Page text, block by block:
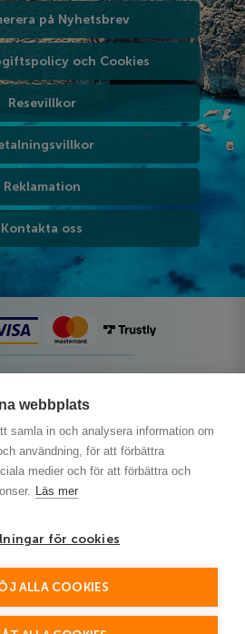
webbplats
samla in och analysera information om
användning, för att förbättra
medier och för att förbättra och
Läs mer
för cookies
ALLA COOKIES
på Nyhetsbrev
och Cookies
Resevillkor
Reklamation
Kontakta oss
and the Google
of Service apply.